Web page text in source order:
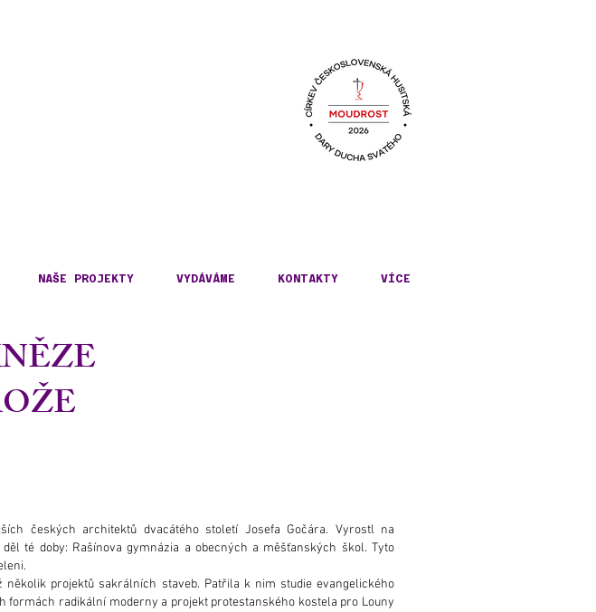
NAŠE PROJEKTY VYDÁVÁME KONTAKTY VÍCE
českých architektů dvacátého století Josefa Gočára. Vyrostl na
té doby: Rašínova gymnázia a obecných a měšťanských škol. Tyto
projektů sakrálních staveb. Patřila k nim studie evangelického
radikální moderny a projekt protestanského kostela pro Louny